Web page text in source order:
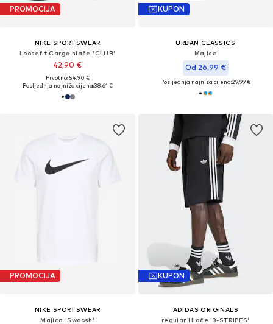
PROMOCIJA
NIKE SPORTSWEAR
Loosefit Cargo hlače 'CLUB'
42,90 €
Prvotno: 54,90 €
Posljednja najniža cijena:38,61 €
KUPON
URBAN CLASSICS
Majica
Od 26,99 €
Posljednja najniža cijena:29,99 €
PROMOCIJA
NIKE SPORTSWEAR
Majica 'Swoosh'
KUPON
ADIDAS ORIGINALS
regular Hlače '3-STRIPES'